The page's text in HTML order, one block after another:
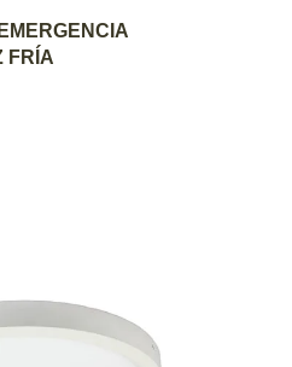
AL CARRITO
FRÍA